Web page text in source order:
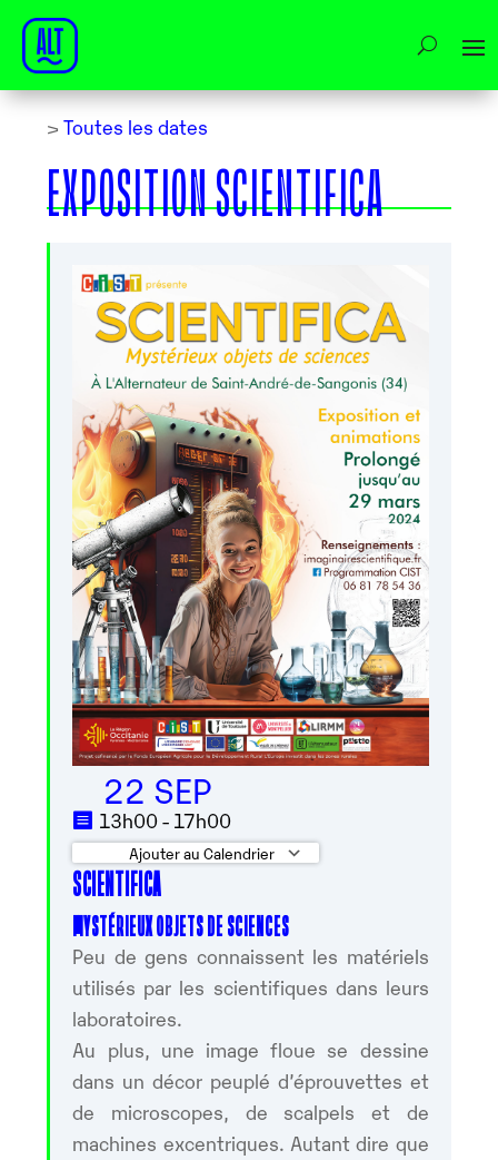
> Toutes les dates
EXPOSITION SCIENTIFICA
22 SEP
13h00 - 17h00
Ajouter au Calendrier
Télécharger ICS
SCIENTIFICA
MYSTÉRIEUX OBJETS DE SCIENCES
Peu de gens connaissent les matériels
utilisés par les scientifiques dans leurs
laboratoires.
Au plus, une image floue se dessine
dans un décor peuplé d’éprouvettes et
de microscopes, de scalpels et de
machines excentriques. Autant dire que